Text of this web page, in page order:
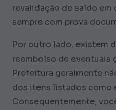
revalidação de saldo em
sempre com prova
Por outro lado, existem
reembolso de eventuais
Prefeitura geralmente
dos itens listados como
Consequentemente,